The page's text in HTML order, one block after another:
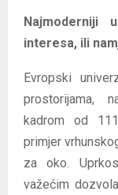
Najmoderniji
interesa, ili
Evropski
prostorijama,
kadrom od
primjer
za oko.
važećim